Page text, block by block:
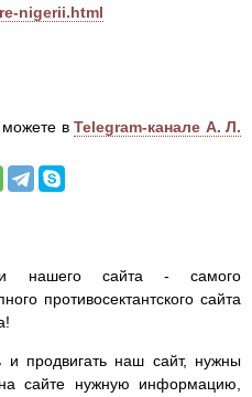
nigerii.html
в Telegram-канале А. Л.
нашего сайта - самого
противосектантского сайта
и продвигать наш сайт, нужны
сайте нужную информацию,